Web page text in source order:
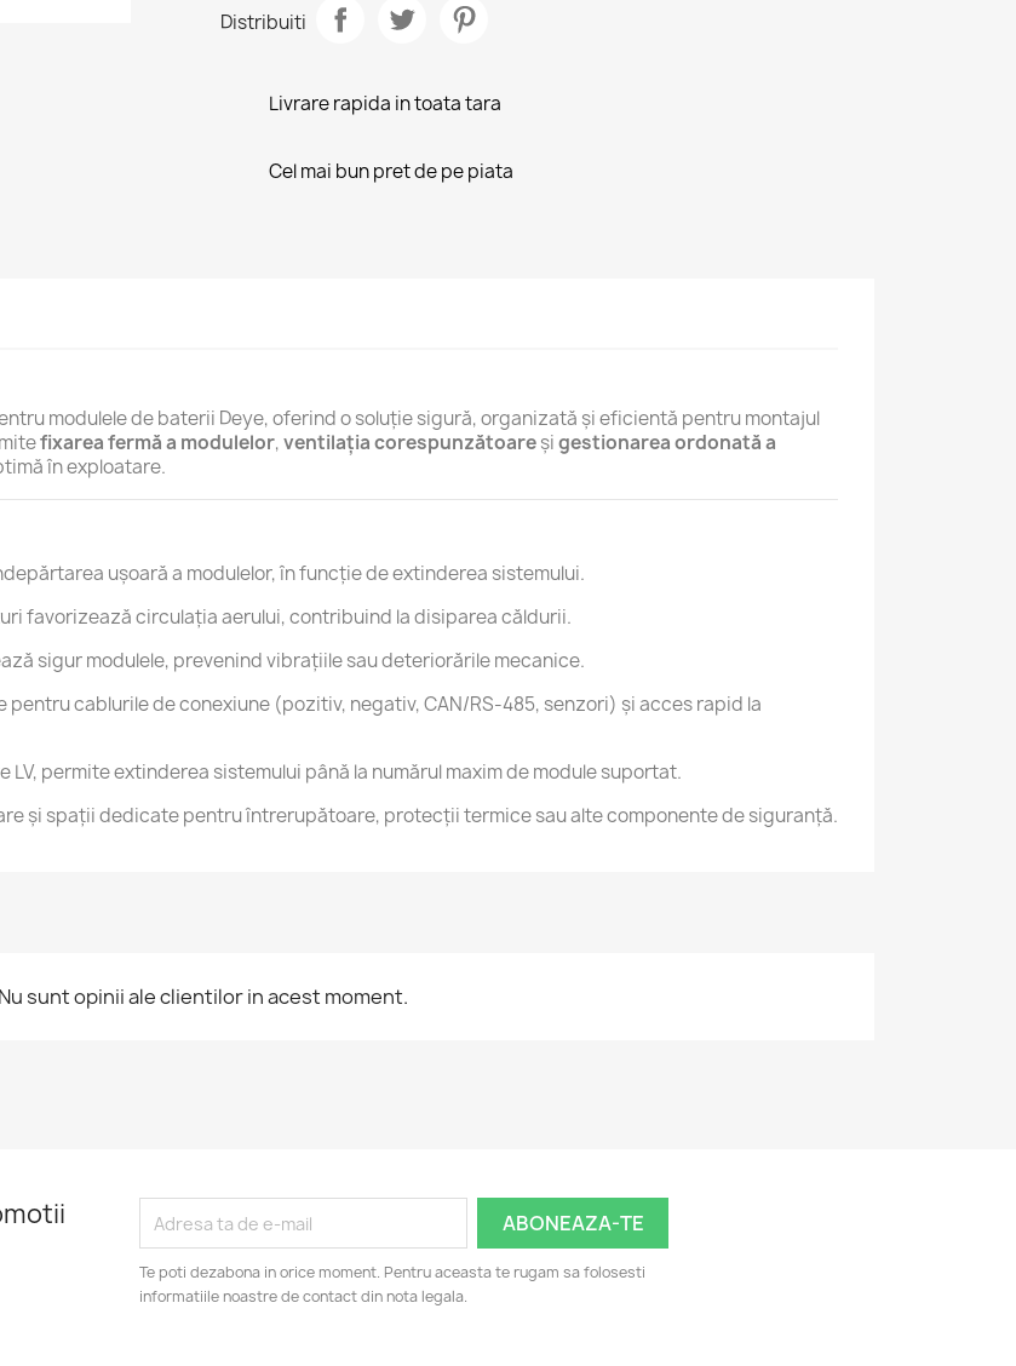
Distribuiti
Livrare rapida in toata tara
Cel mai bun pret de pe piata
modulele de baterii Deye, oferind o soluție sigură, organizată și eficientă pentru montajul
fixarea fermă a modulelor,ventilația corespunzătoareșigestionarea ordonată a
în exploatare.
ușoară a modulelor, în funcție de extinderea sistemului.
favorizează circulația aerului, contribuind la disiparea căldurii.
sigur modulele, prevenind vibrațiile sau deteriorările mecanice.
pentru cablurile de conexiune (pozitiv, negativ, CAN/RS-485, senzori) și acces rapid la
LV, permite extinderea sistemului până la numărul maxim de module suportat.
și spații dedicate pentru întrerupătoare, protecții termice sau alte componente de siguranță.
Nu sunt opinii ale clientilor in acest moment.
Te poti dezabona in orice moment. Pentru aceasta te rugam sa folosesti
informatiile noastre de contact din nota legala.